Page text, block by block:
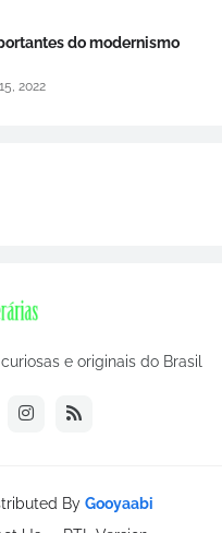
do modernismo
2022
e originais do Brasil
By Gooyaabi